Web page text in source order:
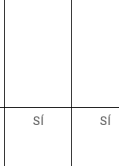
SÍ SÍ